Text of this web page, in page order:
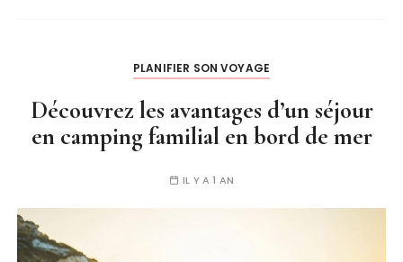
PLANIFIER SON VOYAGE
Découvrez les avantages d’un séjour
en camping familial en bord de mer
IL Y A 1 AN